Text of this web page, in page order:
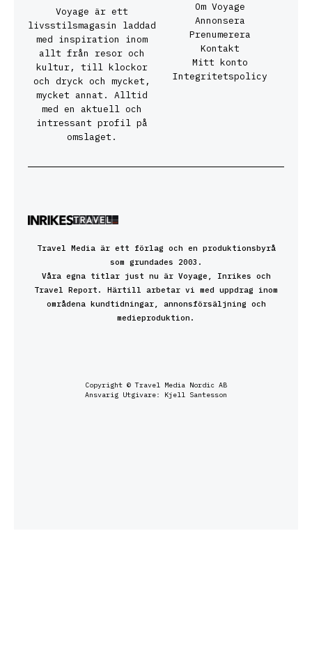
Voyage är ett
livsstilsmagasin laddad
med inspiration inom
allt från resor och
kultur, till klockor
och dryck och mycket,
mycket annat. Alltid
med en aktuell och
intressant profil på
omslaget.
Om Voyage
Annonsera
Prenumerera
Kontakt
Mitt konto
Integritetspolicy
Travel Media är ett förlag och en produktionsbyrå
som grundades 2003.
Våra egna titlar just nu är Voyage, Inrikes och
Travel Report. Härtill arbetar vi med uppdrag inom
områdena kundtidningar, annonsförsäljning och
medieproduktion.
Copyright © Travel Media Nordic AB
Ansvarig Utgivare: Kjell Santesson